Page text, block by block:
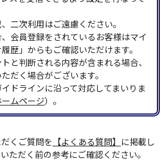
二次利用はご遠慮ください。
会員登録をされているお客様はマイ
歴」からもご確認いただけます。
と判断される内容が含まれる場合、
だく場合がございます。
ドラインに沿って対応してまいりま
ムページ）。
くご質問を 【よくある質問】 に掲載し
ただく前の参考にご確認ください。